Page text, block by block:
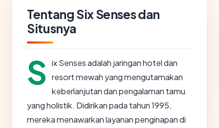
Tentang Six Senses dan
Situsnya
S
ix Senses adalah jaringan hotel dan
resort mewah yang mengutamakan
keberlanjutan dan pengalaman tamu
yang holistik. Didirikan pada tahun 1995,
mereka menawarkan layanan penginapan di